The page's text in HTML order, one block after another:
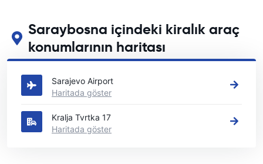
Saraybosna içindeki kiralık araç
konumlarının haritası
Saraybosna içindeki başlıca araç kiralama yerlerimizi görün
Sarajevo Airport
Haritada göster
Kralja Tvrtka 17
Haritada göster